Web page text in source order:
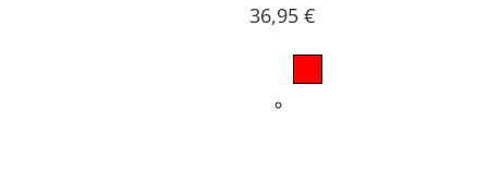
36,95 €